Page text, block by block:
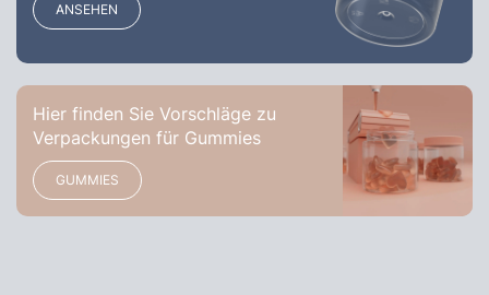
ANSEHEN
Hier finden Sie Vorschläge zu
Verpackungen für Gummies
GUMMIES